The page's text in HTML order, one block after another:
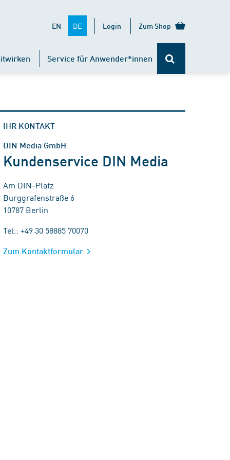
EN DE Login Zum Shop
Service für Anwender*innen
IHR KONTAKT
DIN Media GmbH
Kundenservice DIN Media
Am DIN-Platz
Burggrafenstraße 6
10787 Berlin
Tel.: +49 30 58885 70070
Zum Kontaktformular